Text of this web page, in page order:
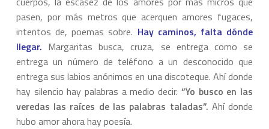
pasen, por más metros que acerquen amores fugaces,
intentos de, poemas sobre. Hay caminos, falta dónde
llegar. Margaritas busca, cruza, se entrega como se
entrega un número de teléfono a un desconocido que
entrega sus labios anónimos en una discoteque. Ahí donde
hay silencio hay palabras a medio decir. “Yo busco en las
veredas las raíces de las palabras taladas”. Ahí donde
hubo amor ahora hay poesía.